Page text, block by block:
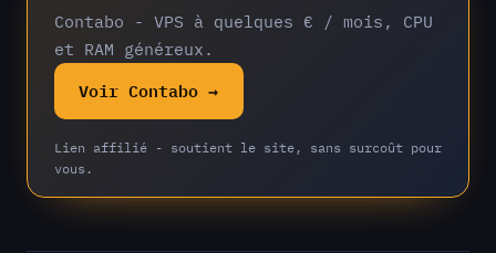
Contabo - VPS à quelques € / mois, CPU
et RAM généreux.
Voir Contabo →
Lien affilié - soutient le site, sans surcoût pour
vous.